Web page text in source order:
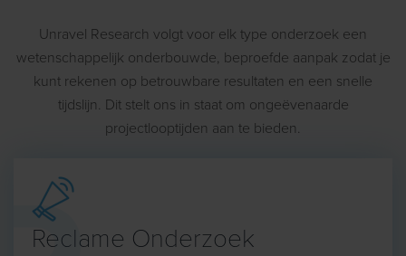
Unravel Research volgt voor elk type onderzoek een
wetenschappelijk onderbouwde, beproefde aanpak zodat je
kunt rekenen op betrouwbare resultaten en een snelle
tijdslijn. Dit stelt ons in staat om ongeëvenaarde
projectlooptijden aan te bieden.
Reclame Onderzoek